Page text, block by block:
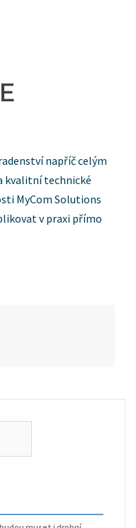
napříč celým
kvalitní technické
MyCom Solutions
v praxi přímo